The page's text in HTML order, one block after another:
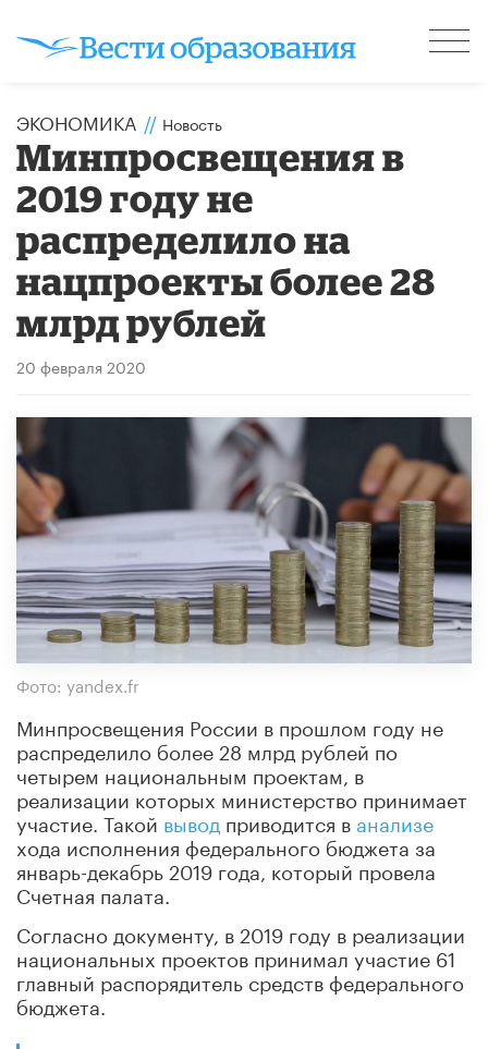
ЭКОНОМИКА // Новость
Минпросвещения в
2019 году не
распределило на
нацпроекты более 28
млрд рублей
20 февраля 2020
Фото: yandex.fr
Минпросвещения России в прошлом году не
распределило более 28 млрд рублей по
четырем национальным проектам, в
реализации которых министерство принимает
участие. Такой вывод приводится ванализе
хода исполнения федерального бюджета за
январь-декабрь 2019 года, который провела
Счетная палата.
Согласно документу, в 2019 году в реализации
национальных проектов принимал участие 61
главный распорядитель средств федерального
бюджета.